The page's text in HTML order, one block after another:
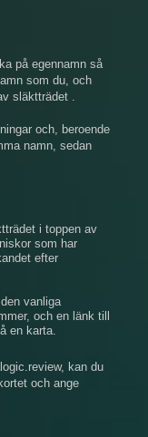
på egennamn så
som du, och
släktträdet .
och, beroende
namn, sedan
i toppen av
som har
efter
vanliga
och en länk till
en karta.
kan du
och ange